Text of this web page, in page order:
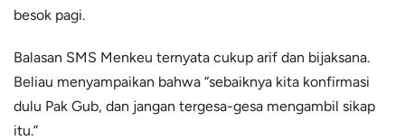
besok pagi.
Balasan SMS Menkeu ternyata cukup arif dan bijaksana.
Beliau menyampaikan bahwa “sebaiknya kita konfirmasi
dulu Pak Gub, dan jangan tergesa-gesa mengambil sikap
itu.”